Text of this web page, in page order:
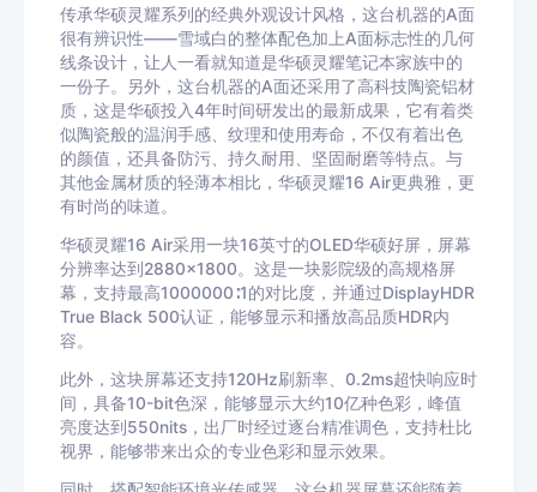
传承华硕灵耀系列的经典外观设计风格，这台机器的A面
很有辨识性——雪域白的整体配色加上A面标志性的几何
线条设计，让人一看就知道是华硕灵耀笔记本家族中的
一份子。另外，这台机器的A面还采用了高科技陶瓷铝材
质，这是华硕投入4年时间研发出的最新成果，它有着类
似陶瓷般的温润手感、纹理和使用寿命，不仅有着出色
的颜值，还具备防污、持久耐用、坚固耐磨等特点。与
其他金属材质的轻薄本相比，华硕灵耀16 Air更典雅，更
有时尚的味道。
华硕灵耀16 Air采用一块16英寸的OLED华硕好屏，屏幕
分辨率达到2880×1800。这是一块影院级的高规格屏
幕，支持最高1000000∶1的对比度，并通过DisplayHDR
True Black 500认证，能够显示和播放高品质HDR内
容。
此外，这块屏幕还支持120Hz刷新率、0.2ms超快响应时
间，具备10-bit色深，能够显示大约10亿种色彩，峰值
亮度达到550nits，出厂时经过逐台精准调色，支持杜比
视界，能够带来出众的专业色彩和显示效果。